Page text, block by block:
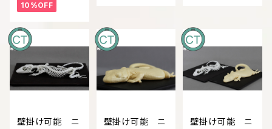
10%OFF
replica.
壁掛け可能 ニ
壁掛け可能 ニ
壁掛け可能 ニ